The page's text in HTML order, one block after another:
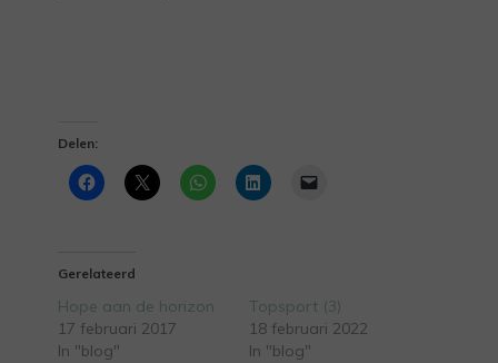
Delen:
Gerelateerd
Hope aan de horizon
17 februari 2017
In "blog"
Topsport (3)
18 februari 2022
In "blog"